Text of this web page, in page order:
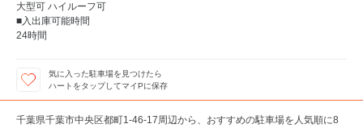
大型可 ハイルーフ可
■入出庫可能時間
24時間
気に入った駐車場を見つけたら
ハートをタップしてマイPに保存
千葉県千葉市中央区都町1-46-17周辺から、おすすめの駐車場を人気順に8